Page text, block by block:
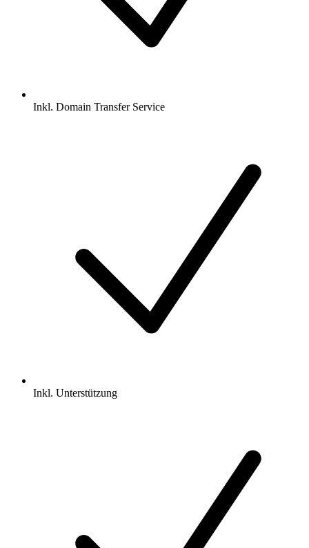
Inkl. Domain Transfer Service
Inkl. Unterstützung